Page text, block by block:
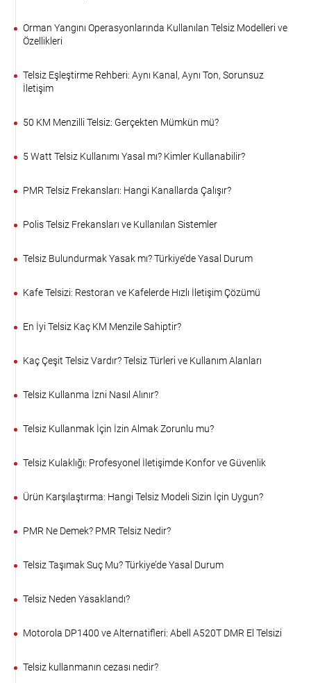
Orman Yangını Operasyonlarında Kullanılan Telsiz Modelleri ve
Özellikleri
Telsiz Eşleştirme Rehberi: Aynı Kanal, Aynı Ton, Sorunsuz
İletişim
50 KM Menzilli Telsiz: Gerçekten Mümkün mü?
5 Watt Telsiz Kullanımı Yasal mı? Kimler Kullanabilir?
PMR Telsiz Frekansları: Hangi Kanallarda Çalışır?
Polis Telsiz Frekansları ve Kullanılan Sistemler
Telsiz Bulundurmak Yasak mı? Türkiye’de Yasal Durum
Kafe Telsizi: Restoran ve Kafelerde Hızlı İletişim Çözümü
En İyi Telsiz Kaç KM Menzile Sahiptir?
Kaç Çeşit Telsiz Vardır? Telsiz Türleri ve Kullanım Alanları
Telsiz Kullanma İzni Nasıl Alınır?
Telsiz Kullanmak İçin İzin Almak Zorunlu mu?
Telsiz Kulaklığı: Profesyonel İletişimde Konfor ve Güvenlik
Ürün Karşılaştırma: Hangi Telsiz Modeli Sizin İçin Uygun?
PMR Ne Demek? PMR Telsiz Nedir?
Telsiz Taşımak Suç Mu? Türkiye’de Yasal Durum
Telsiz Neden Yasaklandı?
Motorola DP1400 ve Alternatifleri: Abell A520T DMR El Telsizi
Telsiz kullanmanın cezası nedir?